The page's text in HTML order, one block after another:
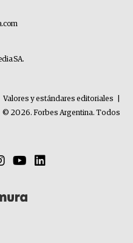
SA.
Valores y estándares editoriales
© 2026. Forbes Argentina. Todos